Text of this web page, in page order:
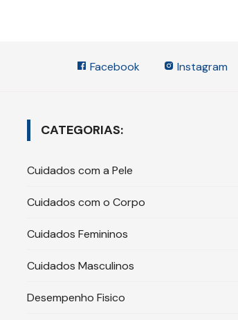
Facebook Instagram
CATEGORIAS:
Cuidados com a Pele
Cuidados com o Corpo
Cuidados Femininos
Cuidados Masculinos
Desempenho Fisico